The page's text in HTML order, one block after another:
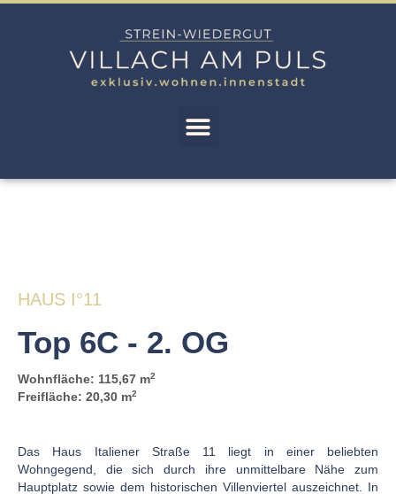
HAUS I°11
Top 6C - 2. OG
Wohnfläche: 115,67 m2
Freifläche: 20,30 m2
Das Haus Italiener Straße 11 liegt in einer beliebten
Wohngegend, die sich durch ihre unmittelbare Nähe zum
Hauptplatz sowie dem historischen Villenviertel auszeichnet. In